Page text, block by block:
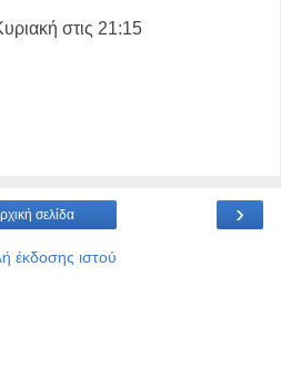
στις 21:15
›
σελίδα
έκδοσης ιστού